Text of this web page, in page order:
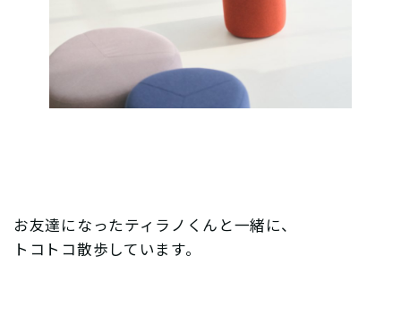
お友達になったティラノくんと一緒に、
トコトコ散歩しています。